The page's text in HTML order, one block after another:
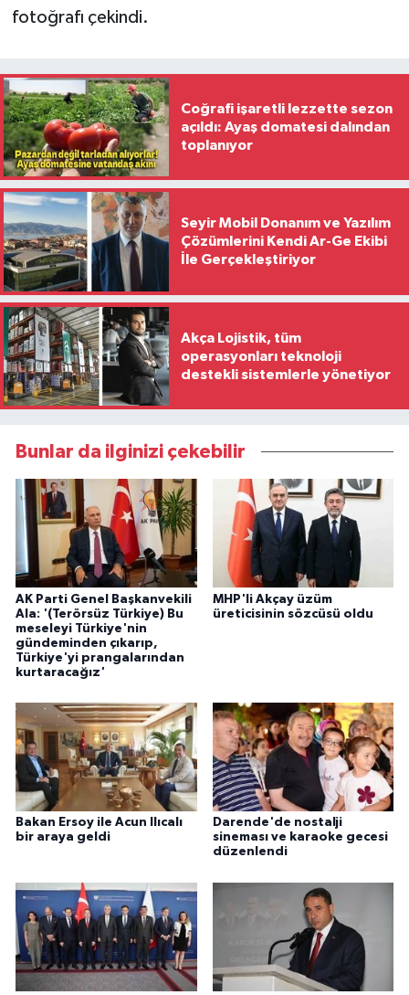
fotoğrafı çekindi.
Coğrafi işaretli lezzette sezon
açıldı: Ayaş domatesi dalından
toplanıyor
Seyir Mobil Donanım ve Yazılım
Çözümlerini Kendi Ar-Ge Ekibi
İle Gerçekleştiriyor
Akça Lojistik, tüm
operasyonları teknoloji
destekli sistemlerle yönetiyor
Bunlar da ilginizi çekebilir
AK Parti Genel Başkanvekili
Ala: '(Terörsüz Türkiye) Bu
meseleyi Türkiye'nin
gündeminden çıkarıp,
Türkiye'yi prangalarından
kurtaracağız'
MHP'li Akçay üzüm
üreticisinin sözcüsü oldu
Bakan Ersoy ile Acun Ilıcalı
bir araya geldi
Darende'de nostalji
sineması ve karaoke gecesi
düzenlendi